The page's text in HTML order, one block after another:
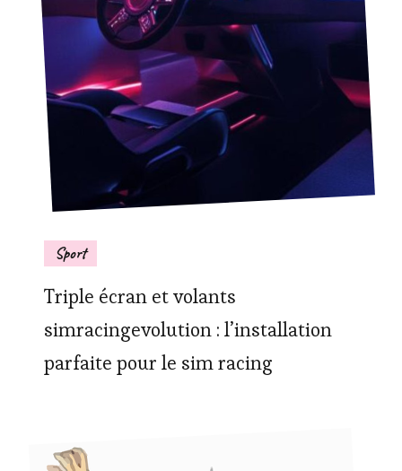
Sport
Triple écran et volants
simracingevolution : l’installation
parfaite pour le sim racing